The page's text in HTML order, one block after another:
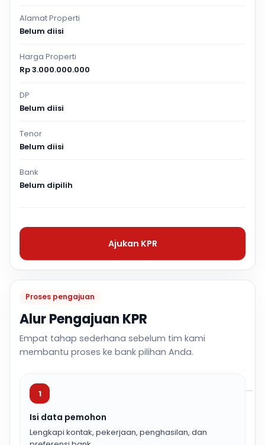
Proses pengajuan
Alur Pengajuan KPR
Empat tahap sederhana sebelum tim kami
membantu proses ke bank pilihan Anda.
1
Isi data pemohon
Lengkapi kontak, pekerjaan, penghasilan, dan
Alamat Properti
Belum diisi
Harga Properti
Rp 3.000.000.000
DP
Belum diisi
Tenor
Belum diisi
Bank
Belum dipilih
Ajukan KPR